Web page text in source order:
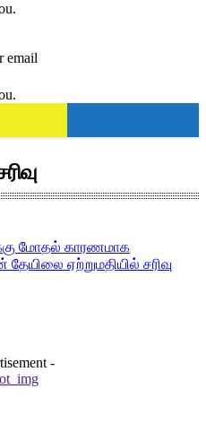
email
மோதல் காரணமாக
ஏற்றுமதியில் சரிவு
-